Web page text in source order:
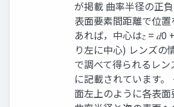
が掲載 曲率半径の正負
表面要素間距離で位
あれば，中心は𝑧 = 𝑑0
り左に中心) レンズの
で調べて得られるレン
に記載されています。
面左上のように各表